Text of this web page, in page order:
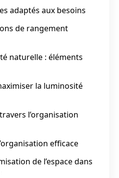
adaptés aux besoins
de rangement
naturelle : éléments
la luminosité
l’organisation
efficace
de l’espace dans